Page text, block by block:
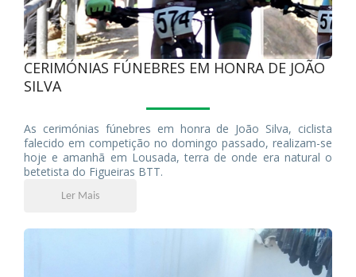
CERIMÓNIAS FÚNEBRES EM HONRA DE JOÃO
SILVA
As cerimónias fúnebres em honra de João Silva, ciclista
falecido em competição no domingo passado, realizam-se
hoje e amanhã em Lousada, terra de onde era natural o
betetista do Figueiras BTT.
Ler Mais